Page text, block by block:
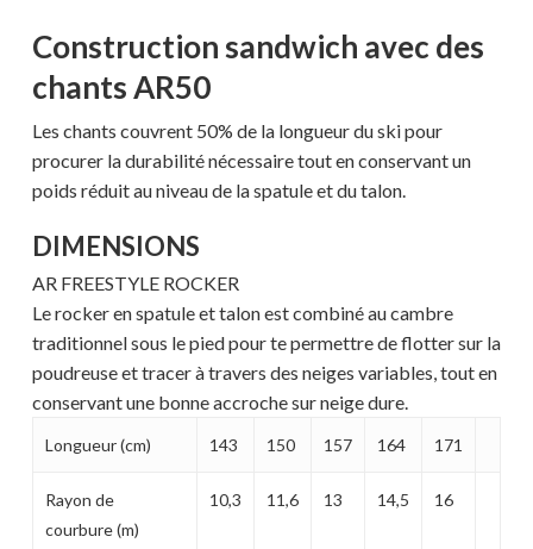
MAGASINER EN LIGNE
Construction sandwich avec des
chants AR50
Les chants couvrent 50% de la longueur du ski pour
procurer la durabilité nécessaire tout en conservant un
poids réduit au niveau de la spatule et du talon.
DIMENSIONS
AR FREESTYLE ROCKER
Le rocker en spatule et talon est combiné au cambre
traditionnel sous le pied pour te permettre de flotter sur la
poudreuse et tracer à travers des neiges variables, tout en
conservant une bonne accroche sur neige dure.
Longueur (cm) 143 150 157 164 171
Rayon de
courbure (m)
10,3 11,6 13 14,5 16